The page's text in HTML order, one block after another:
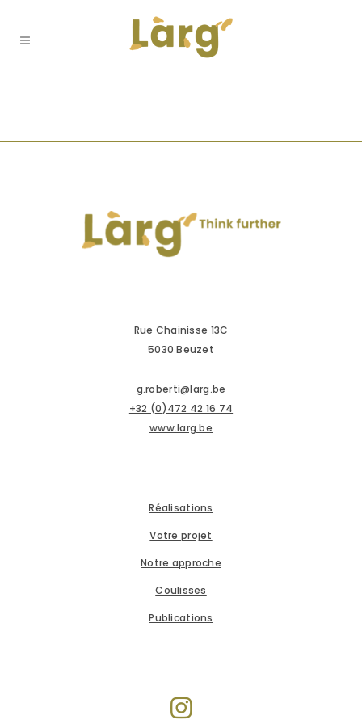
Rue Chainisse 13C
5030 Beuzet
g.roberti@larg.be
+32 (0)472 42 16 74
www.larg.be
Réalisations
Votre projet
Notre approche
Coulisses
Publications